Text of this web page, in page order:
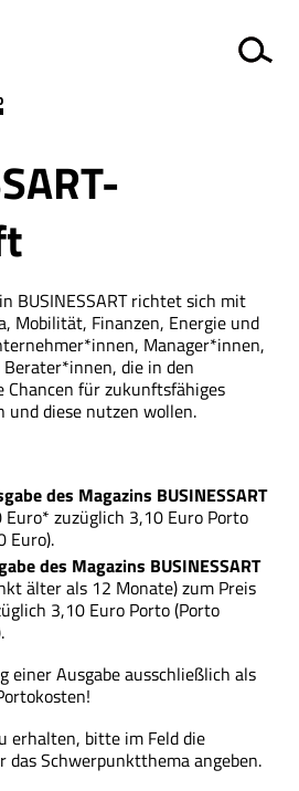
BUSINESSART richtet sich mit
Mobilität, Finanzen, Energie und
Manager*innen,
die in den
Chancen für zukunftsfähiges
diese nutzen wollen.
des Magazins BUSINESSART
zuzüglich 3,10 Euro Porto
Euro).
des Magazins BUSINESSART
älter als 12 Monate) zum Preis
3,10 Euro Porto (Porto
einer Ausgabe ausschließlich als
erhalten, bitte im Feld die
das Schwerpunktthema angeben.